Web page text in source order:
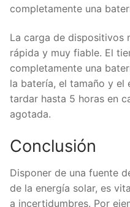
completamente una
La carga de dispositivos
rápida y muy fiable. El
completamente una
la batería, el tamaño y el
tardar hasta 5 horas en
agotada.
Conclusión
Disponer de una fuente
de la energía solar, es
a incertidumbres. Por